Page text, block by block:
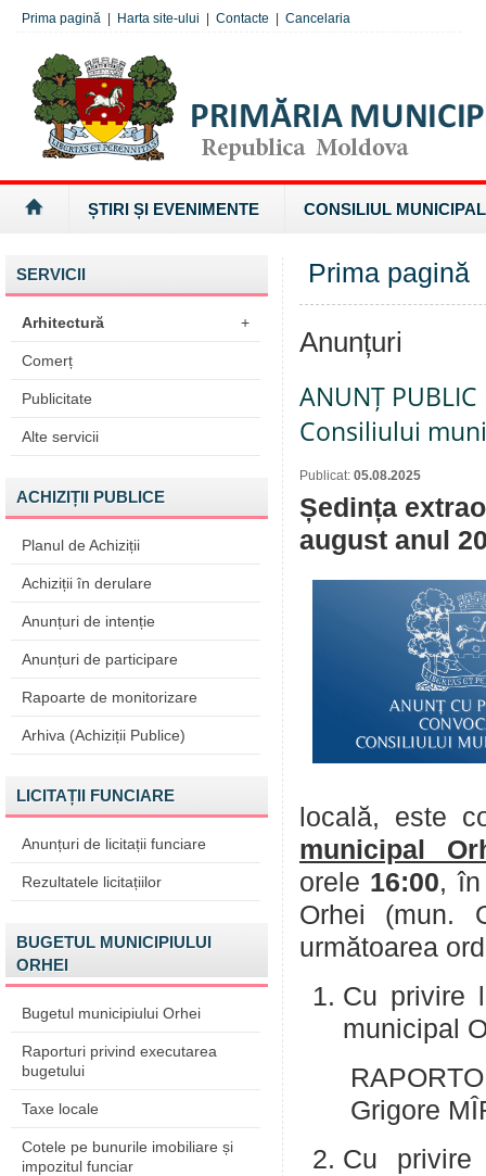
Prima pagină Harta site-ului Contacte Cancelaria
ȘTIRI ȘI EVENIMENTE CONSILIUL MUNICIPAL
SERVICII
Arhitectură +
Comerț
Publicitate
Alte servicii
ACHIZIȚII PUBLICE
Planul de Achiziții
Achiziții în derulare
Anunțuri de intenție
Anunțuri de participare
Rapoarte de monitorizare
Arhiva (Achiziții Publice)
LICITAȚII FUNCIARE
Anunțuri de licitații funciare
Rezultatele licitațiilor
BUGETUL MUNICIPIULUI
ORHEI
Bugetul municipiului Orhei
Raporturi privind executarea
bugetului
Taxe locale
Cotele pe bunurile imobiliare și
impozitul funciar
Prima pagină
Anunțuri
ANUNȚ
Consiliului
Publicat: 05.08.2025
Ședința
august anul
locală, este
municipal
orele 16:00, în
Orhei (mun.
următoarea
Cu privire
municipal
Grigore
Cu privire